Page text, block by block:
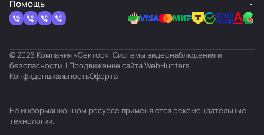
Помощь
© 2026 Компания «Сектор». Системы видеонаблюдения и
безопасности. | Продвижение сайтаWebHunters
КонфиденциальностьОферта
На информационном ресурсе применяются рекомендательные
технологии.